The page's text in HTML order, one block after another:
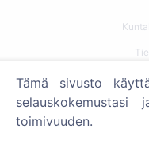
Tämä sivusto
selauskokemustasi
toimivuuden.